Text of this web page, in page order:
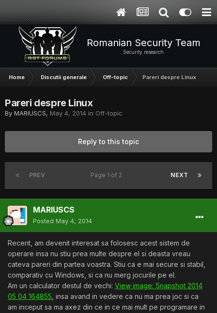
Romanian Security Team
Security research
Home Discutii generale Off-topic Pareri despre Linux
Pareri despre Linux
By MARIUSCS, May 4, 2014 in Off-topic
Reply to this topic
PREV NEXT
Page 1 of 2
MARIUSCS
Posted May 4, 2014
Recent, am devenit interesat sa folosesc acest sistem de
operare insa nu stiu prea multe despre el si deasta vreau
cateva pareri din partea voastra. Stiu ca e mai secure si stabil,
comparativ cu Windows, si ca nu merg jocurile pe el.
Am un calculator destul de vechi: View image: Snapshot 2014
05 04 164855 , insa avand in vedere ca nu ma prea joc si ca
am inceput sa ma axez din ce in ce mai mult pe programare in